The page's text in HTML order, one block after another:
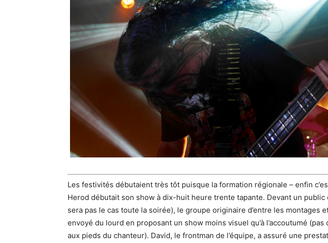
Les festivités débutaient très tôt puisque la formation régionale – enfin
Herod débutait son show à dix-huit heure trente tapante. Devant un public
sera pas le cas toute la soirée), le groupe originaire d’entre les montages
envoyé du lourd en proposant un show moins visuel qu’à l’accoutumé
aux pieds du chanteur). David, le frontman de l’équipe, a assuré une